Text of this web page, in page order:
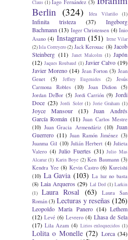
Claus (1) Iago Fernández (3)
Berlin (324) Idea Vilariño (1)
Infinita tristeza (37)
Ingeborg
Bachmann (13) Inger Christensen (4) Inio
Asano (4) Instagram (151) Irene Vilar
(2)Isla Correyero(2) Jack Kerouac (8) Jacob
Steinberg (11) Janet Malcolm (1) Japón
(12) Jaques Roubaud (1) Javier Calvo (19)
Javier Moreno (14) Jean Forton (3) Jean
Genet
(5) Jeffrey Eugenides (2)
Jesús
Carmona Robles
(10) Joan Didion
(5)
Jordan DeBor (5) Jordi Carrión (9) Jordi
Doce (23) Jordi Soler (1) Jorie Graham (1)
Joyce Mansour (13)
Juan Andrés
García Román (11) Juan Carlos Mestre
(10) Juan Gracia Armendáriz (10) Juan
Guerrero (11) Juan Ramón Jiménez (3)
Juanma Gil (10) Julián Herbert (4) Julieta
Valero (4) Julio Fuertes (31) Julio Mas
Alcaraz (1) Karin Boye (2) Ken Baumann (3)
Kendra Yee (8) Kevin Castro (6) Kureishi
(10) La Gavia (103) La luz no basta
(8) Laia Arqueros (29) Lal Ded (1) Larkin
(1)
Laura Rosal (63)
Laura San
Román (3) Lecturas y reseñas (126)
Leopoldo María Panero (14) Lethem
(12) Levé (6) Levrero (4) Lhasa de Sela
(17) Lila Azam (4) Lirios enloquecidos (1)
Lolita o Monelle (72) Lorca (34)